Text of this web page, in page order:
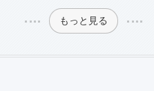
もっと見る